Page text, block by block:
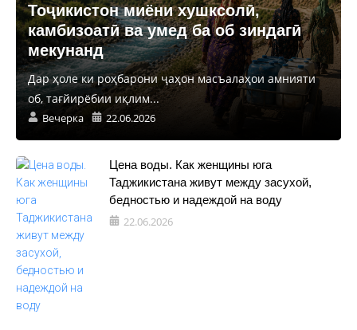
Тоҷикистон миёни хушксолӣ,
камбизоатӣ ва умед ба об зиндагӣ
мекунанд
Дар ҳоле ки роҳбарони ҷаҳон масъалаҳои амнияти
об, тағйирёбии иқлим...
Вечерка 22.06.2026
Цена воды. Как женщины юга
Таджикистана живут между засухой,
бедностью и надеждой на воду
22.06.2026